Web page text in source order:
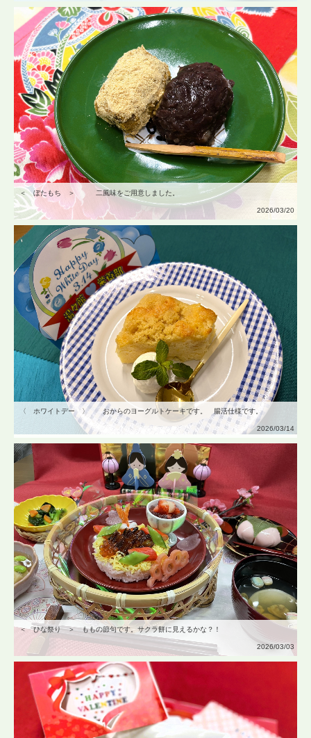
＜ ぼたもち ＞ 二風味をご用意しました。
2026/03/20
〈 ホワイトデー 〉 おからのヨーグルトケーキです。 腸活仕様です。
2026/03/14
＜ ひな祭り ＞ ももの節句です。サクラ餅に見えるかな？！
2026/03/03